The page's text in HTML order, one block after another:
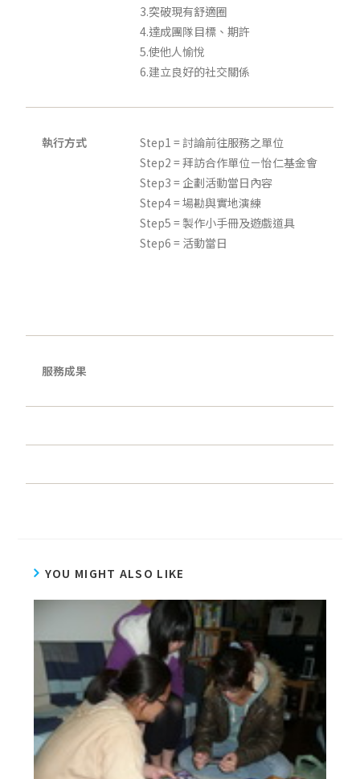
3.突破現有舒適圈
4.達成團隊目標、期許
5.使他人愉悅
6.建立良好的社交關係
執行方式
Step1 = 討論前往服務之單位
Step2 = 拜訪合作單位－怡仁基金會
Step3 = 企劃活動當日內容
Step4 = 場勘與實地演練
Step5 = 製作小手冊及遊戲道具
Step6 = 活動當日
服務成果
YOU MIGHT ALSO LIKE